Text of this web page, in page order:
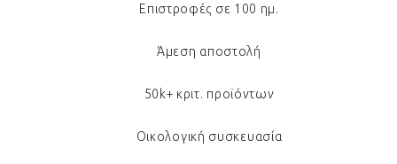
Επιστροφές σε 100 ημ.
Άμεση αποστολή
50k+ κριτ. προϊόντων
Οικολογική συσκευασία